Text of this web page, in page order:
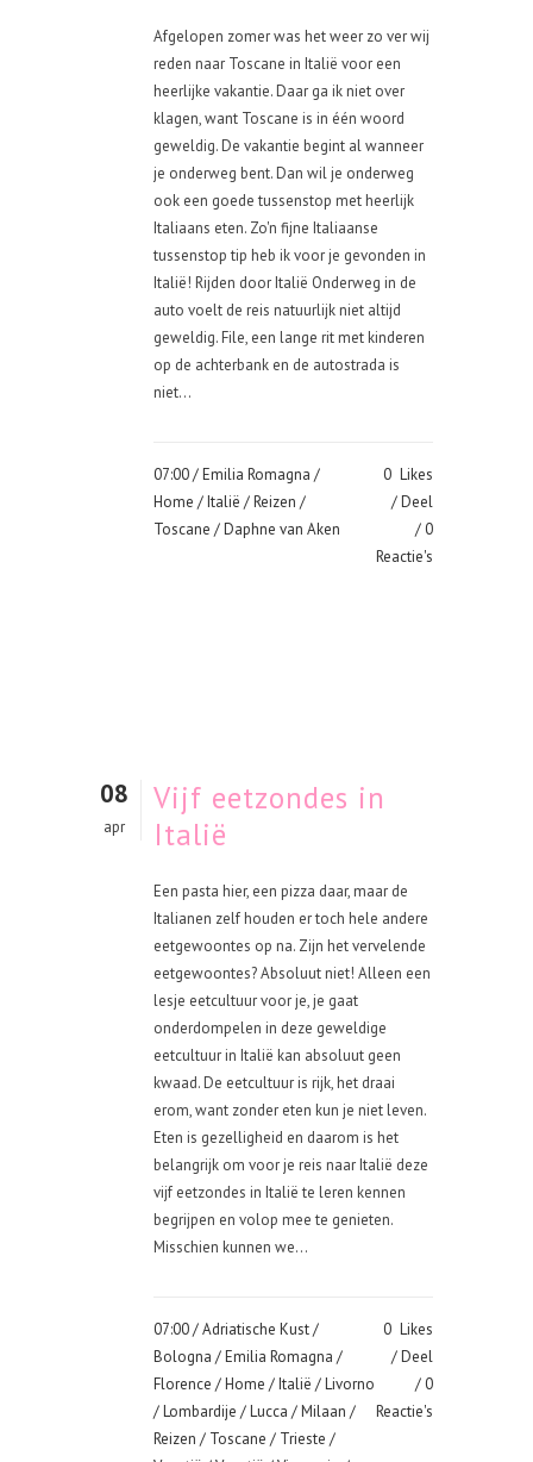
Afgelopen zomer was het weer zo ver wij
reden naar Toscane in Italië voor een
heerlijke vakantie. Daar ga ik niet over
klagen, want Toscane is in één woord
geweldig. De vakantie begint al wanneer
je onderweg bent. Dan wil je onderweg
ook een goede tussenstop met heerlijk
Italiaans eten. Zo'n fijne Italiaanse
tussenstop tip heb ik voor je gevonden in
Italië! Rijden door Italië Onderweg in de
auto voelt de reis natuurlijk niet altijd
geweldig. File, een lange rit met kinderen
op de achterbank en de autostrada is
niet...
07:00 /Emilia Romagna /
Home /Italië /Reizen /
Toscane / Daphne van Aken
0 Likes
Deel
0
Reactie's
08
apr
Vijf eetzondes in
Italië
Een pasta hier, een pizza daar, maar de
Italianen zelf houden er toch hele andere
eetgewoontes op na. Zijn het vervelende
eetgewoontes? Absoluut niet! Alleen een
lesje eetcultuur voor je, je gaat
onderdompelen in deze geweldige
eetcultuur in Italië kan absoluut geen
kwaad. De eetcultuur is rijk, het draai
erom, want zonder eten kun je niet leven.
Eten is gezelligheid en daarom is het
belangrijk om voor je reis naar Italië deze
vijf eetzondes in Italië te leren kennen
begrijpen en volop mee te genieten.
Misschien kunnen we...
07:00 /Adriatische Kust/
Bologna /Emilia Romagna /
Florence /Home /Italië /Livorno
/Lombardije /Lucca /Milaan /
Reizen / Toscane / Trieste /
0 Likes
Deel
0
Reactie's